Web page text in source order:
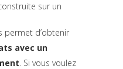
sur un
permet d’obtenir
avec un
. Si vous voulez